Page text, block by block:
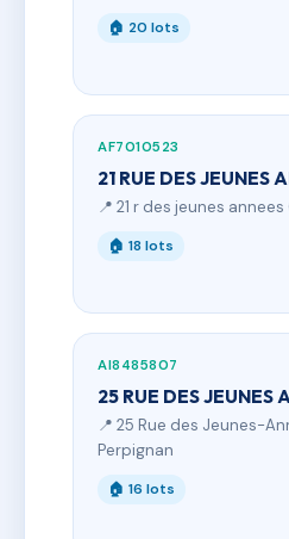
🏠 20 lots
AF7010523
21 RUE DES JEUNES
📍 21 r des jeunes
🏠 18 lots
AI8485807
25 RUE DES JEUNES
📍 25 Rue des Jeunes-
Perpignan
🏠 16 lots